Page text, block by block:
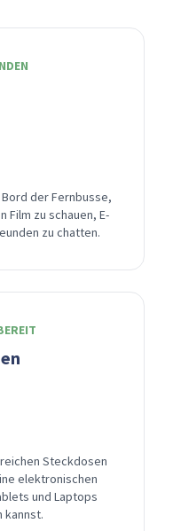
der Fernbusse,
Film zu schauen, E-
zu chatten.
Steckdosen
elektronischen
und Laptops
kannst.